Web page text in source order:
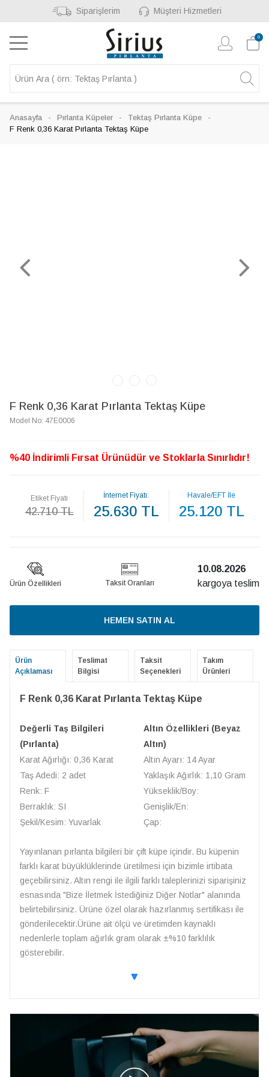
Siparişlerim Müşteri Hizmetleri
0
Anasayfa Pırlanta Küpeler
Tektaş Pırlanta Küpe
F Renk 0,36 Karat Pırlanta Tektaş Küpe
F Renk 0,36 Karat Pırlanta Tektaş Küpe
Model No: 47E0006
%40 İndirimli Fırsat Ürünüdür ve Stoklarla Sınırlıdır!
Etiket Fiyatı
42.710 TL
İnternet Fiyatı:
25.630 TL
Havale/EFT İle
25.120 TL
Ürün Özellikleri Taksit Oranları
10.08.2026
kargoya teslim
HEMEN SATIN AL
Ürün
Açıklaması
Teslimat
Bilgisi
Taksit
Seçenekleri
Takım
Ürünleri
F Renk 0,36 Karat Pırlanta Tektaş Küpe
Değerli Taş Bilgileri
(Pırlanta)
Karat Ağırlığı: 0,36 Karat
Taş Adedi: 2 adet
Renk: F
Berraklık: SI
Şekil/Kesim: Yuvarlak
Altın Özellikleri (Beyaz
Altın)
Altın Ayarı: 14 Ayar
Yaklaşık Ağırlık: 1,10 Gram
Yükseklik/Boy:
Genişlik/En:
Çap:
Yayınlanan pırlanta bilgileri bir çift küpe içindir. Bu küpenin
farklı karat büyüklüklerinde üretilmesi için bizimle irtibata
geçebilirsiniz. Altın rengi ile ilgili farklı taleplerinizi siparişiniz
esnasında "Bize İletmek İstediğiniz Diğer Notlar" alanında
belirtebilirsiniz. Ürüne özel olarak hazırlanmış sertifikası ile
gönderilecektir.Ürüne ait ölçü ve üretimden kaynaklı
nedenlerle toplam ağırlık gram olarak ±%10 farklılık
gösterebilir.
🔽